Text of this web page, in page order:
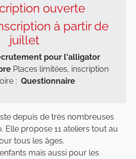
ouverte
à partir de
juillet
pour l'alligator
Places limitées, inscription
: Questionnaire
depuis de très nombreuses
Elle propose 11 ateliers tout au
tous les âges.
mais aussi pour les